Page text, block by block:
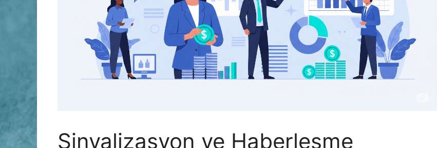
Sinyalizasyon ve Haberleşme